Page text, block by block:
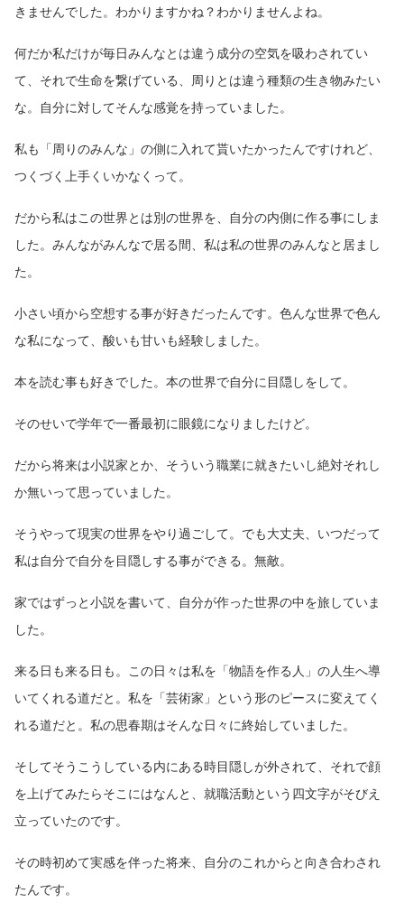
きませんでした。わかりますかね？わかりませんよね。
何だか私だけが毎日みんなとは違う成分の空気を吸わされてい
て、それで生命を繋げている、周りとは違う種類の生き物みたい
な。自分に対してそんな感覚を持っていました。
私も「周りのみんな」の側に入れて貰いたかったんですけれど、
つくづく上手くいかなくって。
だから私はこの世界とは別の世界を、自分の内側に作る事にしま
した。みんながみんなで居る間、私は私の世界のみんなと居まし
た。
小さい頃から空想する事が好きだったんです。色んな世界で色ん
な私になって、酸いも甘いも経験しました。
本を読む事も好きでした。本の世界で自分に目隠しをして。
そのせいで学年で一番最初に眼鏡になりましたけど。
だから将来は小説家とか、そういう職業に就きたいし絶対それし
か無いって思っていました。
そうやって現実の世界をやり過ごして。でも大丈夫、いつだって
私は自分で自分を目隠しする事ができる。無敵。
家ではずっと小説を書いて、自分が作った世界の中を旅していま
した。
来る日も来る日も。この日々は私を「物語を作る人」の人生へ導
いてくれる道だと。私を「芸術家」という形のピースに変えてく
れる道だと。私の思春期はそんな日々に終始していました。
そしてそうこうしている内にある時目隠しが外されて、それで顔
を上げてみたらそこにはなんと、就職活動という四文字がそびえ
立っていたのです。
その時初めて実感を伴った将来、自分のこれからと向き合わされ
たんです。